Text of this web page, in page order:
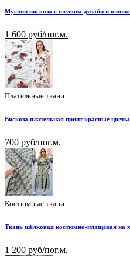
Муслин вискоза с шелком дизайн в
1 600 руб/пог.м.
Плательные ткани
Вискоза плательная принт красные
700 руб/пог.м.
Костюмные ткани
Ткань шёлковая костюмно-плащёвая на
1 200 руб/пог.м.